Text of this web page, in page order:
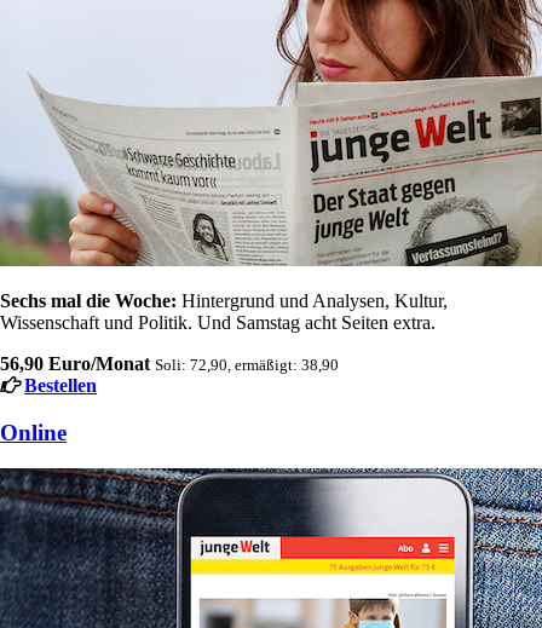
Sechs mal die Woche: Hintergrund und Analysen, Kultur,
Wissenschaft und Politik. Und Samstag acht Seiten extra.
56,90 Euro/Monat Soli: 72,90, ermäßigt: 38,90
Bestellen
Online